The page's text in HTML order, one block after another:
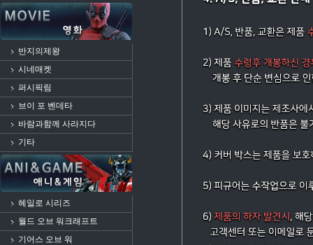
반지의제왕
시네매켓
퍼시픽림
브이 포 벤데타
바람과함께 사라지다
기타
헤일로 시리즈
월드 오브 워크래프트
기어스 오브 워